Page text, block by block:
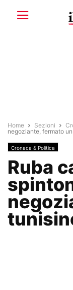
Home Sezioni
negoziante, fermato
Cronaca & Politica
Ruba